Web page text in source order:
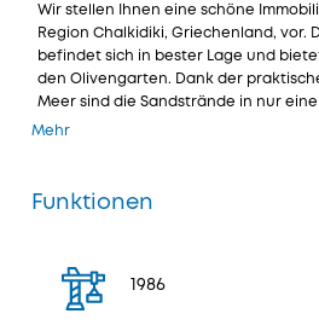
Wir stellen Ihnen eine schöne
Region Chalkidiki, Griechenland, vor.
befindet sich in bester Lage und
den Olivengarten. Dank der
Meer sind die Sandstrände in nur
Mehr
Funktionen
1986